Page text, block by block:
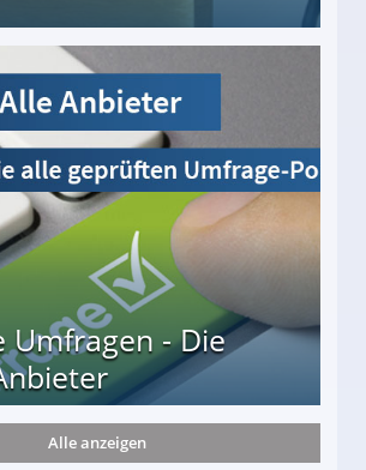
Umfragen - Die
Alle anzeigen